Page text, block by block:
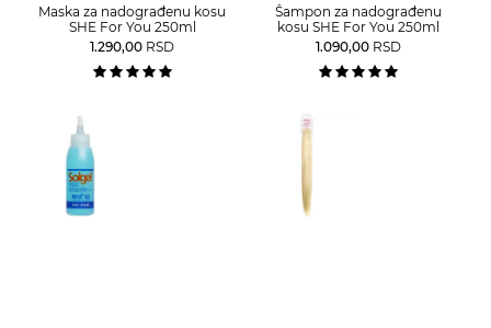
Maska za nadograđenu kosu
SHE For You 250ml
1.290,00 RSD
Šampon za nadograđenu
kosu SHE For You 250ml
1.090,00 RSD